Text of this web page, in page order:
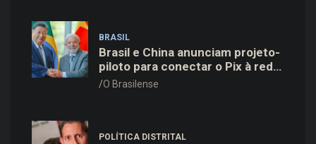
BRASIL
Brasil e China anunciam projeto-
piloto para conectar o Pix à rede
de pagamentos chinesa
O Brasilense
POLÍTICA DISTRITAL